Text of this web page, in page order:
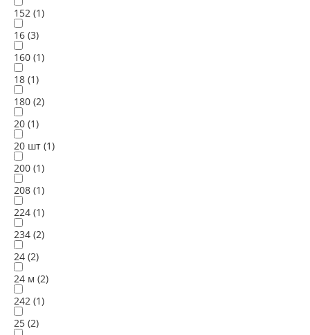
152 (1)
16 (3)
160 (1)
18 (1)
180 (2)
20 (1)
20 шт (1)
200 (1)
208 (1)
224 (1)
234 (2)
24 (2)
24 м (2)
242 (1)
25 (2)